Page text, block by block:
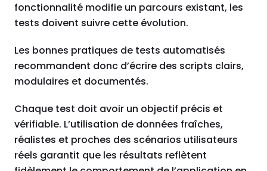
fonctionnalité modifie un parcours existant, les
tests doivent suivre cette évolution.
Les bonnes pratiques de tests automatisés
recommandent donc d’écrire des scripts clairs,
modulaires et documentés.
Chaque test doit avoir un objectif précis et
vérifiable. L’utilisation de données fraîches,
réalistes et proches des scénarios utilisateurs
réels garantit que les résultats reflètent